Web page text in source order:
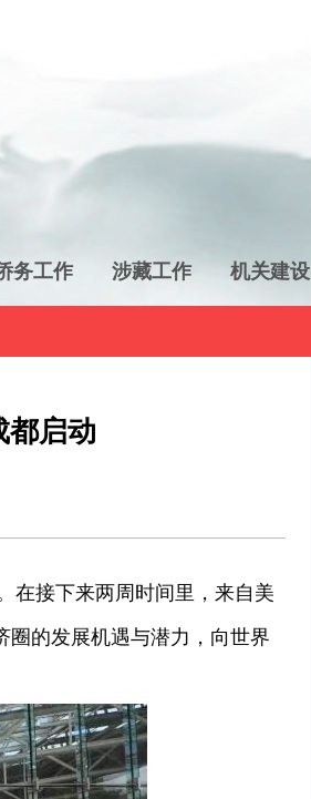
务工作 涉藏工作 机关建设
都启动
在接下来两周时间里，来自美
圈的发展机遇与潜力，向世界